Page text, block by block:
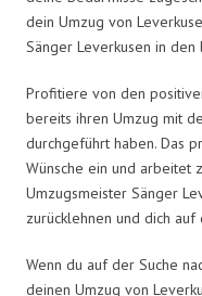
dein Umzug von
Sänger Leverkusen in den
Profitiere von den
bereits ihren Umzug mit
durchgeführt haben. Das
Wünsche ein und arbeitet
Umzugsmeister Sänger
zurücklehnen und dich
Wenn du auf der Suche
deinen Umzug von